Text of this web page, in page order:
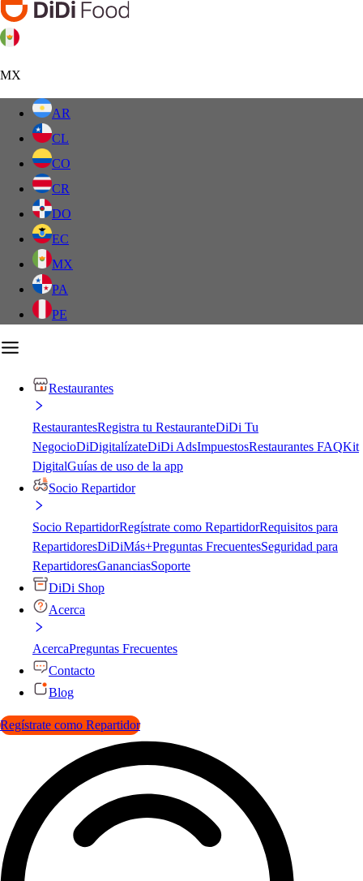
MX
AR
CL
CO
CR
DO
EC
MX
PA
PE
Restaurantes
RestaurantesRegistra tu RestauranteDiDi Tu
NegocioDiDigitalízateDiDi AdsImpuestosRestaurantes FAQKit
DigitalGuías de uso de la app
Socio Repartidor
Socio RepartidorRegístrate como RepartidorRequisitos para
RepartidoresDiDiMás+Preguntas FrecuentesSeguridad para
RepartidoresGananciasSoporte
DiDi Shop
Acerca
AcercaPreguntas Frecuentes
Contacto
Blog
Regístrate como Repartidor